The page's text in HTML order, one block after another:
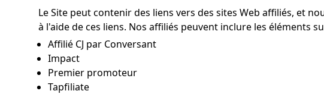
Le Site peut contenir des liens vers des sites Web affiliés, et
à l'aide de ces liens. Nos affiliés peuvent inclure les éléments
Affilié CJ par Conversant
Impact
Premier promoteur
Tapfiliate